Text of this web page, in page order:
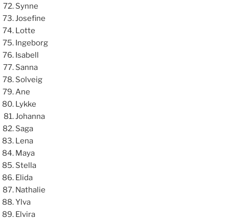
Synne
Josefine
Lotte
Ingeborg
Isabell
Sanna
Solveig
Ane
Lykke
Johanna
Saga
Lena
Maya
Stella
Elida
Nathalie
Ylva
Elvira